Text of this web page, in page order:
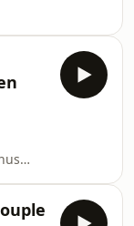
les
de